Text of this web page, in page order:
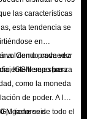
en productos
las características
esta tendencia se
en
volviendo cada vez
tiempo para
Como proveedor
IGGM se esfuerza
como la moneda
de poder. A lo
jugadores de todo el
tiene seis